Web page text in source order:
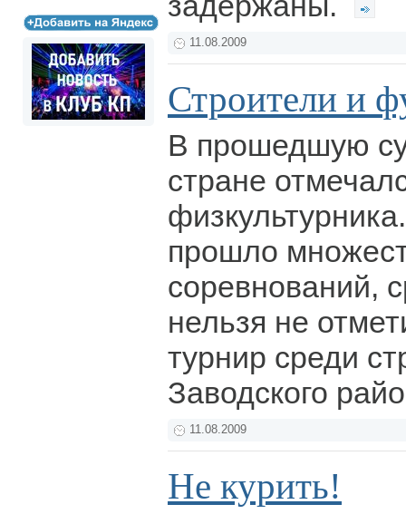
11.08.2009
Строители и
В прошедшую
стране
прошло
соревнований,
нельзя не
турнир среди
Заводского
11.08.2009
Не курить!